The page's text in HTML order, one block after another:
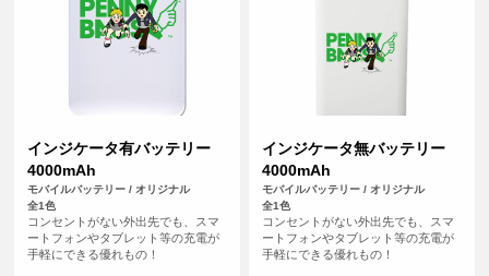
インジケータ有バッテリー
4000mAh
モバイルバッテリー / オリジナル
全1色
コンセントがない外出先でも、スマ
ートフォンやタブレット等の充電が
手軽にできる優れもの！
インジケータ無バッテリー
4000mAh
モバイルバッテリー / オリジナル
全1色
コンセントがない外出先でも、スマ
ートフォンやタブレット等の充電が
手軽にできる優れもの！